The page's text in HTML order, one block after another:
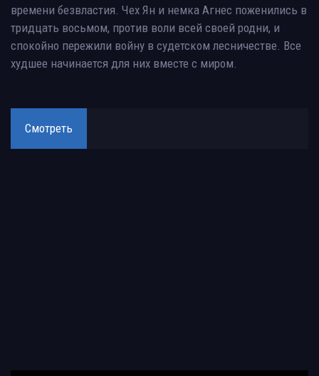
времени безвластия. Чех Ян и немка Агнес поженились в
тридцать восьмом, против воли всей своей родни, и
спокойно пережили войну в судетском лесничестве. Все
худшее начинается для них вместе с миром.
Смотреть